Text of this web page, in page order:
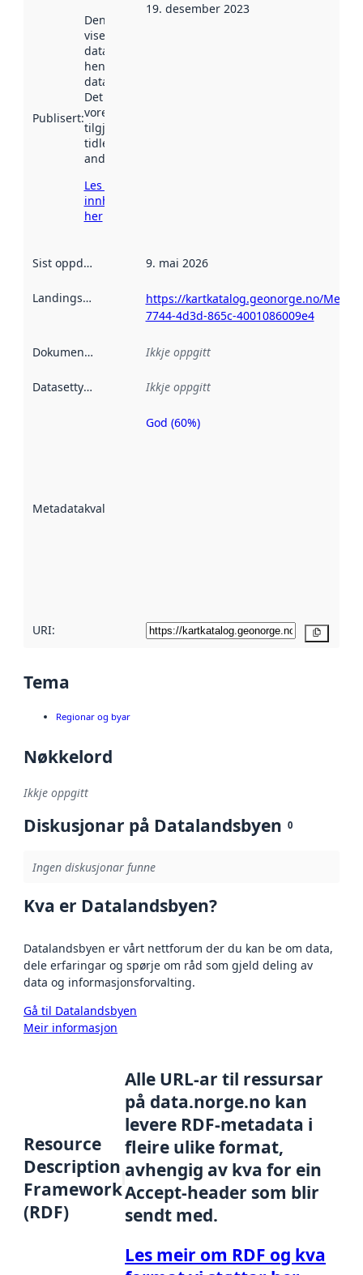
Publisert:
Denne datoen
viser når
datasettet vart
henta inn av
data.norge.no.
Det kan ha
vore
tilgjengeleg
tidlegare
andre stader.
Les meir om
innhenting
her
19. desember 2023
Sist oppdatert 9. mai 2026
Landingsside
https://kartkatalog.geonorge.no/
7744-4d3d-865c-4001086009e4
Dokumentasjon Ikkje oppgitt
Datasettype Ikkje oppgitt
Metadatakvalitet
Metadatakvalitet
God (60%)
URI:
Tema
Regionar og byar
Nøkkelord
Ikkje oppgitt
Diskusjonar på Datalandsbyen 0
Ingen diskusjonar funne
Kva er Datalandsbyen?
Datalandsbyen er vårt nettforum der du kan be om data,
dele erfaringar og spørje om råd som gjeld deling av
data og informasjonsforvalting.
Gå til Datalandsbyen
Meir informasjon
Resource
Description
Framework
(RDF)
Alle URL-ar til ressursar
på data.norge.no kan
levere RDF-metadata i
fleire ulike format,
avhengig av kva for ein
Accept-header som blir
sendt med.
Les meir om RDF og kva